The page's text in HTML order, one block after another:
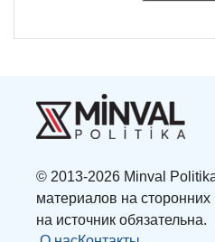
© 2013-2026 Minval
материалов на сторонних
на источник обязательна.